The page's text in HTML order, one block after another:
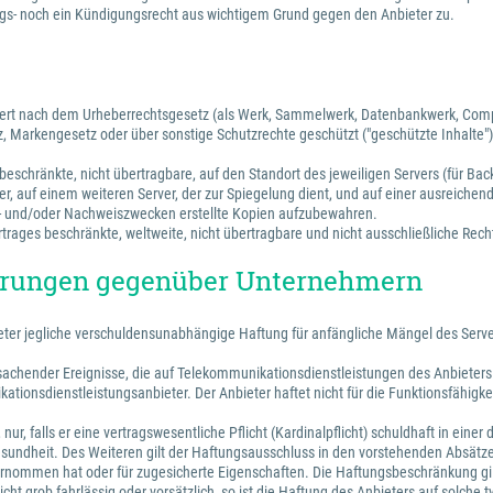
noch ein Kündigungsrecht aus wichtigem Grund gegen den Anbieter zu.
nach dem Urheberrechtsgesetz (als Werk, Sammelwerk, Datenbankwerk,
oder über sonstige Schutzrechte geschützt ("geschützte
nicht übertragbare, auf den Standort des jeweiligen Servers (für
auf einem weiteren Server, der zur Spiegelung dient, und auf einer
oder Nachweiszwecken erstellte Kopien aufzubewahren.
beschränkte, weltweite, nicht übertragbare und nicht ausschließliche
gegenüber Unternehmern
jegliche verschuldensunabhängige Haftung für anfängliche Mängel des
Ereignisse, die auf Telekommunikationsdienstleistungen des
Der Anbieter haftet nicht für die
falls er eine vertragswesentliche Pflicht (Kardinalpflicht) schuldhaft in
Des Weiteren gilt der Haftungsausschluss in den vorstehenden
hat oder für zugesicherte Eigenschaften. Die Haftungsbeschränkung